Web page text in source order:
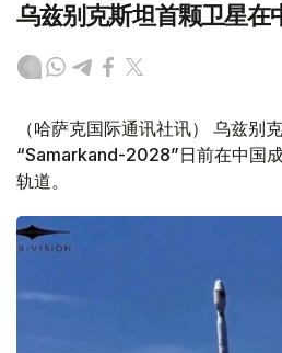
乌兹别克斯坦首颗卫星在
（哈萨克国际通讯社讯） 乌兹别
“Samarkand-2028”日前在中国
轨道。